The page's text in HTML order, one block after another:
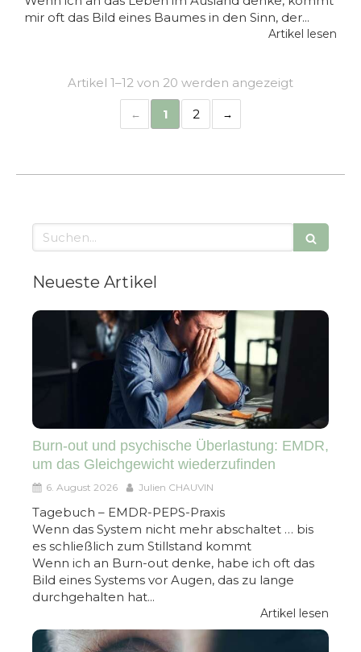
mir oft das Bild eines Baumes in den Sinn, der...
Artikel lesen
Artikel 1–12 von 20 werden angezeigt
1 2
Suchen
Neueste Artikel
Burn-out und psychische Überlastung: EMDR,
um das Gleichgewicht wiederzufinden
6. August 2026 Julien CHAUVIN
Tagebuch – EMDR-PEPS-Praxis
Wenn das System nicht mehr abschaltet … bis
es schließlich zum Stillstand kommt
Wenn ich an Burn-out denke, habe ich oft das
Bild eines Systems vor Augen, das zu lange
durchgehalten hat...
Artikel lesen